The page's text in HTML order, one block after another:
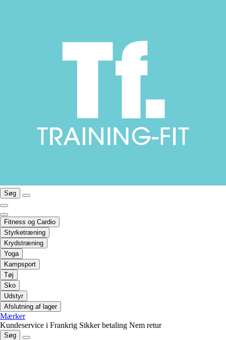
Søg
Fitness og Cardio
Styrketræning
Krydstræning
Yoga
Kampsport
Tøj
Sko
Udstyr
Afslutning af lager
Mærker
Kundeservice i Frankrig Sikker betaling Nem retur
Søg